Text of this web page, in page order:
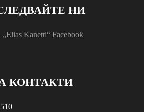
НИ
Kanetti“ Facebook
КОНТАКТИ